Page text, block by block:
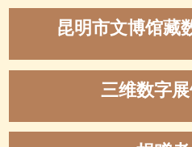
昆明市文博馆藏
三维数字